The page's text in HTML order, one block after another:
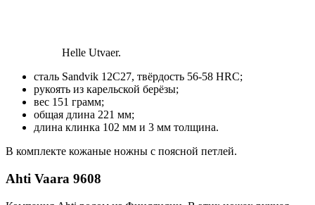
Helle Utvaer.
сталь Sandvik 12C27, твёрдость 56-58 HRC;
рукоять из карельской берёзы;
вес 151 грамм;
общая длина 221 мм;
длина клинка 102 мм и 3 мм толщина.
В комплекте кожаные ножны с поясной петлей.
Ahti Vaara 9608